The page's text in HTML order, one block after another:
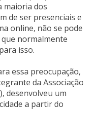
maioria dos
de ser presenciais e
online, não se pode
normalmente
isso.
essa preocupação,
da Associação
desenvolveu um
a partir do